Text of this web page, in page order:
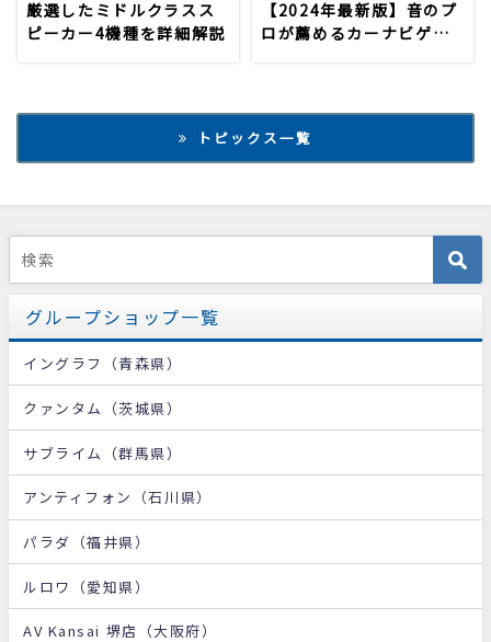
厳選したミドルクラスス
ピーカー4機種を詳細解説
【2024年最新版】音のプ
ロが薦めるカーナビゲー
トピックス一覧
グループショップ一覧
イングラフ（青森県）
クァンタム（茨城県）
サブライム（群馬県）
アンティフォン（石川県）
パラダ（福井県）
ルロワ（愛知県）
AV Kansai 堺店（大阪府）